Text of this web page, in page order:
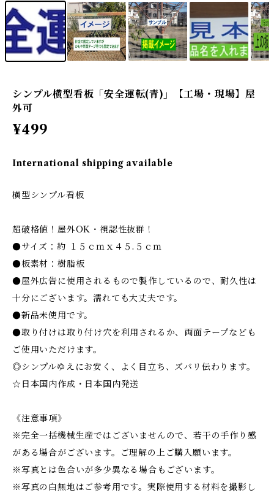
シンプル横型看板「安全運転(青)」【工場・現場】屋
外可
¥499
International shipping available
横型シンプル看板
超破格値！屋外OK・視認性抜群！
●サイズ：約 １５ｃｍｘ４５.５ｃｍ
●板素材：樹脂板
●屋外広告に使用されるもので製作しているので、耐久性は
十分にございます。濡れても大丈夫です。
●新品未使用です。
●取り付けは取り付け穴を利用されるか、両面テープなども
ご使用いただけます。
◎シンプルゆえにお安く、よく目立ち、ズバリ伝わります。
☆日本国内作成・日本国内発送
《注意事項》
※完全一括機械生産ではございませんので、若干の手作り感
がある場合がございます。ご理解の上ご購入願います。
※写真とは色合いが多少異なる場合もございます。
※写真の白無地はご参考用です。実際使用する材料を撮影し